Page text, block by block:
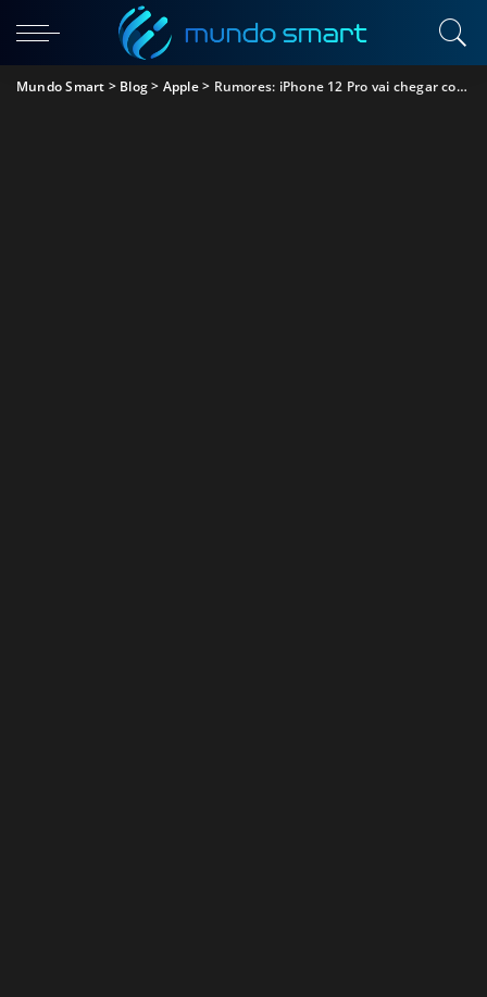
Mundo Smart > Blog> Apple> Rumores: iPhone 12 Pro vai chegar com ecrã de 120Hz e câmaras melhoradas